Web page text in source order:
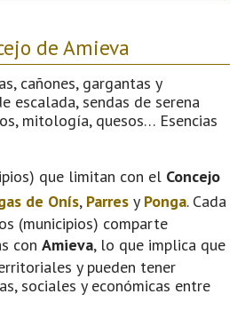
de Amieva
cañones, gargantas y
escalada, sendas de serena
mitología, quesos… Esencias
que limitan con el Concejo
de Onís, Parres y Ponga. Cada
(municipios) comparte
con Amieva, lo que implica que
y pueden tener
sociales y económicas entre